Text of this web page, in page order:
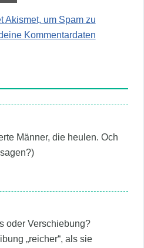
Akismet, um Spam zu
Kommentardaten
Männer, die heulen. Och
oder Verschiebung?
„reicher“, als sie